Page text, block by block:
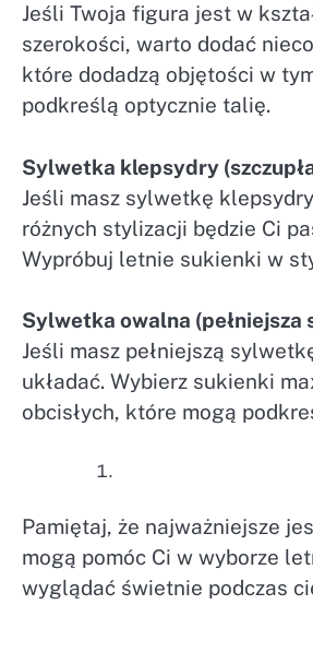
Jeśli Twoja figura jest w
szerokości, warto dodać
które dodadzą objętości w
podkreślą optycznie talię.
Sylwetka klepsydry
Jeśli masz sylwetkę
różnych stylizacji będzie Ci
Wypróbuj letnie sukienki w
Sylwetka owalna (pełniejsza
Jeśli masz pełniejszą
układać. Wybierz sukienki
obcisłych, które mogą
Pamiętaj, że najważniejsze
mogą pomóc Ci w wyborze
wyglądać świetnie podczas